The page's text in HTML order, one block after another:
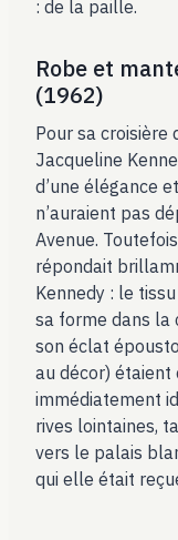
: de la paille.
Robe et
(1962)
Pour sa croisière
Jacqueline
d’une élégance
n’auraient pas
Avenue.
répondait
Kennedy : le
sa forme dans la
son éclat
au décor) étaient
immédiatement
rives lointaines,
vers le palais
qui elle était